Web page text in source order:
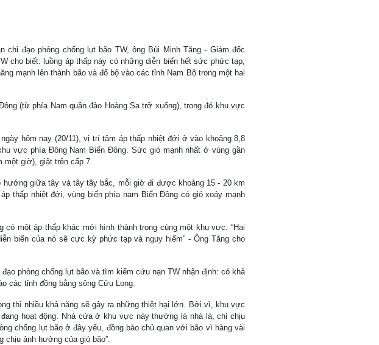
chỉ đạo phòng chống lụt bão TW, ông Bùi Minh Tăng - Giám đốc
cho biết: luồng áp thấp này có những diễn biến hết sức phức tạp,
mạnh lên thành bão và đổ bộ vào các tỉnh Nam Bộ trong một hai
(từ phía Nam quần đảo Hoàng Sa trở xuống), trong đó khu vực
hôm nay (20/11), vị trí tâm áp thấp nhiệt đới ở vào khoảng 8,8
vực phía Đông Nam Biển Đông. Sức gió mạnh nhất ở vùng gần
một giờ), giật trên cấp 7.
giữa tây và tây tây bắc, mỗi giờ đi được khoảng 15 - 20 km
thấp nhiệt đới, vùng biển phía nam Biển Đông có gió xoáy mạnh
một áp thấp khác mới hình thành trong cùng một khu vực. “Hai
biến của nó sẽ cực kỳ phức tạp và nguy hiểm” - Ông Tăng cho
phòng chống lụt bão và tìm kiếm cứu nạn TW nhận định: có khả
các tỉnh đồng bằng sông Cửu Long.
thì nhiều khả năng sẽ gây ra những thiệt hại lớn. Bởi vì, khu vực
hoạt động. Nhà cửa ở khu vực này thường là nhà lá, chỉ chịu
chống lụt bão ở đây yếu, đồng bào chủ quan với bão vì hàng vài
ảnh hưởng của gió bão”.